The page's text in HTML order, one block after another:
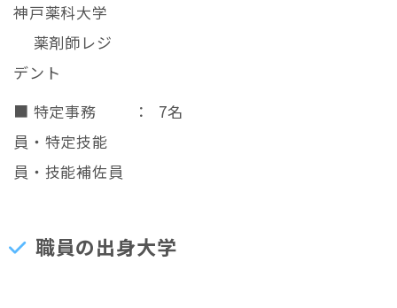
神戸薬科大学
薬剤師レジ
デント
■ 特定事務
員・特定技能
員・技能補佐員
： 7名
職員の出身大学